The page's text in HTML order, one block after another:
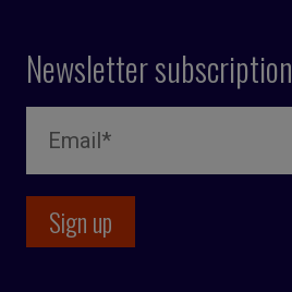
Newsletter subscription